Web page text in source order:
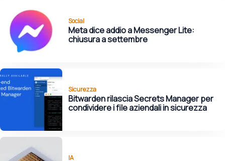
Social
Meta dice addio a Messenger Lite:
chiusura a settembre
Sicurezza
Bitwarden rilascia Secrets Manager per
condividere i file aziendali in sicurezza
IA